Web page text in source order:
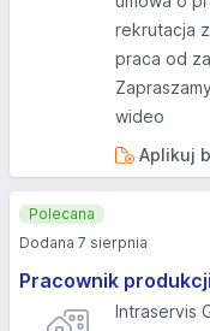
rekrutacja
praca od
wideo
Aplikuj
Pracownik
Intraservis
Polecana
Dodana 7 sierpnia